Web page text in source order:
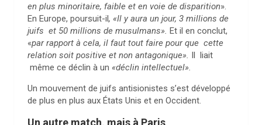
en plus minoritaire, faible et en voie de disparition».
En Europe, poursuit-il, «Il y aura un jour, 3 millions de
juifs et 50 millions de musulmans». Et il en conclut,
«par rapport à cela, il faut tout faire pour que cette
relation soit positive et non antagonique». Il liait
même ce déclin à un «déclin intellectuel».
Un mouvement de juifs antisionistes s’est développé
de plus en plus aux États Unis et en Occident.
Un autre match, mais à Paris